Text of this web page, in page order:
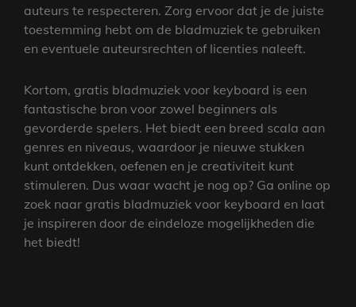
auteurs te respecteren. Zorg ervoor dat je de juiste
toestemming hebt om de bladmuziek te gebruiken
en eventuele auteursrechten of licenties naleeft.
Kortom, gratis bladmuziek voor keyboard is een
fantastische bron voor zowel beginners als
gevorderde spelers. Het biedt een breed scala aan
genres en niveaus, waardoor je nieuwe stukken
kunt ontdekken, oefenen en je creativiteit kunt
stimuleren. Dus waar wacht je nog op? Ga online op
zoek naar gratis bladmuziek voor keyboard en laat
je inspireren door de eindeloze mogelijkheden die
het biedt!